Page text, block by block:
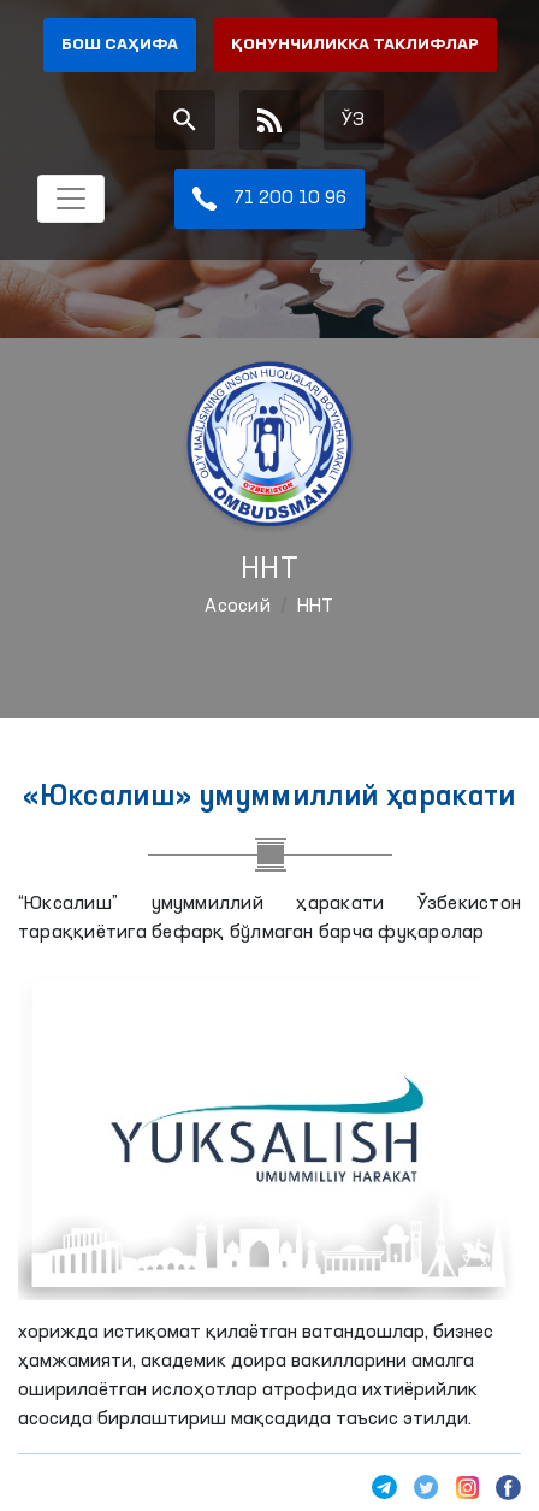
БОШ САҲИФА ҚОНУНЧИЛИККА ТАКЛИФЛАР
ЎЗ
71 200 10 96
ННТ
Aсосий ННТ
«Юксалиш» умуммиллий ҳаракати
“Юксалиш” умуммиллий ҳаракати Ўзбекистон
тараққиётига бефарқ бўлмаган барча фуқаролар
хорижда истиқомат қилаётган ватандошлар, бизнес
ҳамжамияти, академик доира вакилларини амалга
оширилаётган ислоҳотлар атрофида ихтиёрийлик
асосида бирлаштириш мақсадида таъсис этилди.